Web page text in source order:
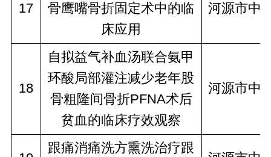
17
骨鹰嘴骨折固定术中的临
床应用
河源市中
18
自拟益气补血汤联合氨甲
环酸局部灌注减少老年股
骨粗隆间骨折PFNA术后
贫血的临床疗效观察
河源市中
跟痛消痛洗方熏洗治疗跟